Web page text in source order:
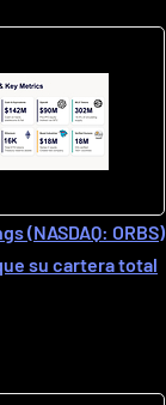
(NASDAQ: ORBS)
su cartera total